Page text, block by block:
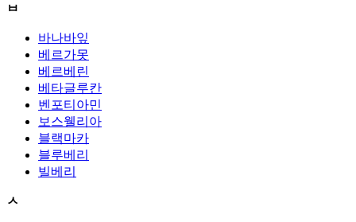
ㅂ
바나바잎
베르가못
베르베린
베타글루칸
벤포티아민
보스웰리아
블랙마카
블루베리
빌베리
ㅅ